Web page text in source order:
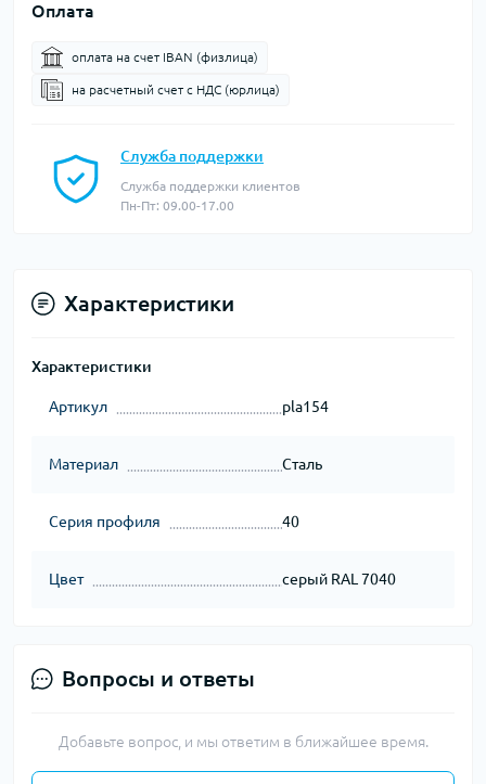
Оплата
оплата на счет IBAN (физлица)
на расчетный счет c НДС (юрлица)
Служба поддержки
Служба поддержки клиентов
Пн-Пт: 09.00-17.00
Характеристики
Характеристики
Артикул pla154
Материал Сталь
Серия профиля 40
Цвет серый RAL 7040
Вопросы и ответы
Добавьте вопрос, и мы ответим в ближайшее время.